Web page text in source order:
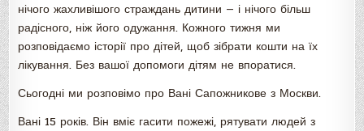
нічого жахливішого страждань дитини — і нічого більш
радісного, ніж його одужання. Кожного тижня ми
розповідаємо історії про дітей, щоб зібрати кошти на їх
лікування. Без вашої допомоги дітям не впоратися.
Сьогодні ми розповімо про Вані Сапожникове з Москви.
Вані 15 років. Він вміє гасити пожежі, рятувати людей з